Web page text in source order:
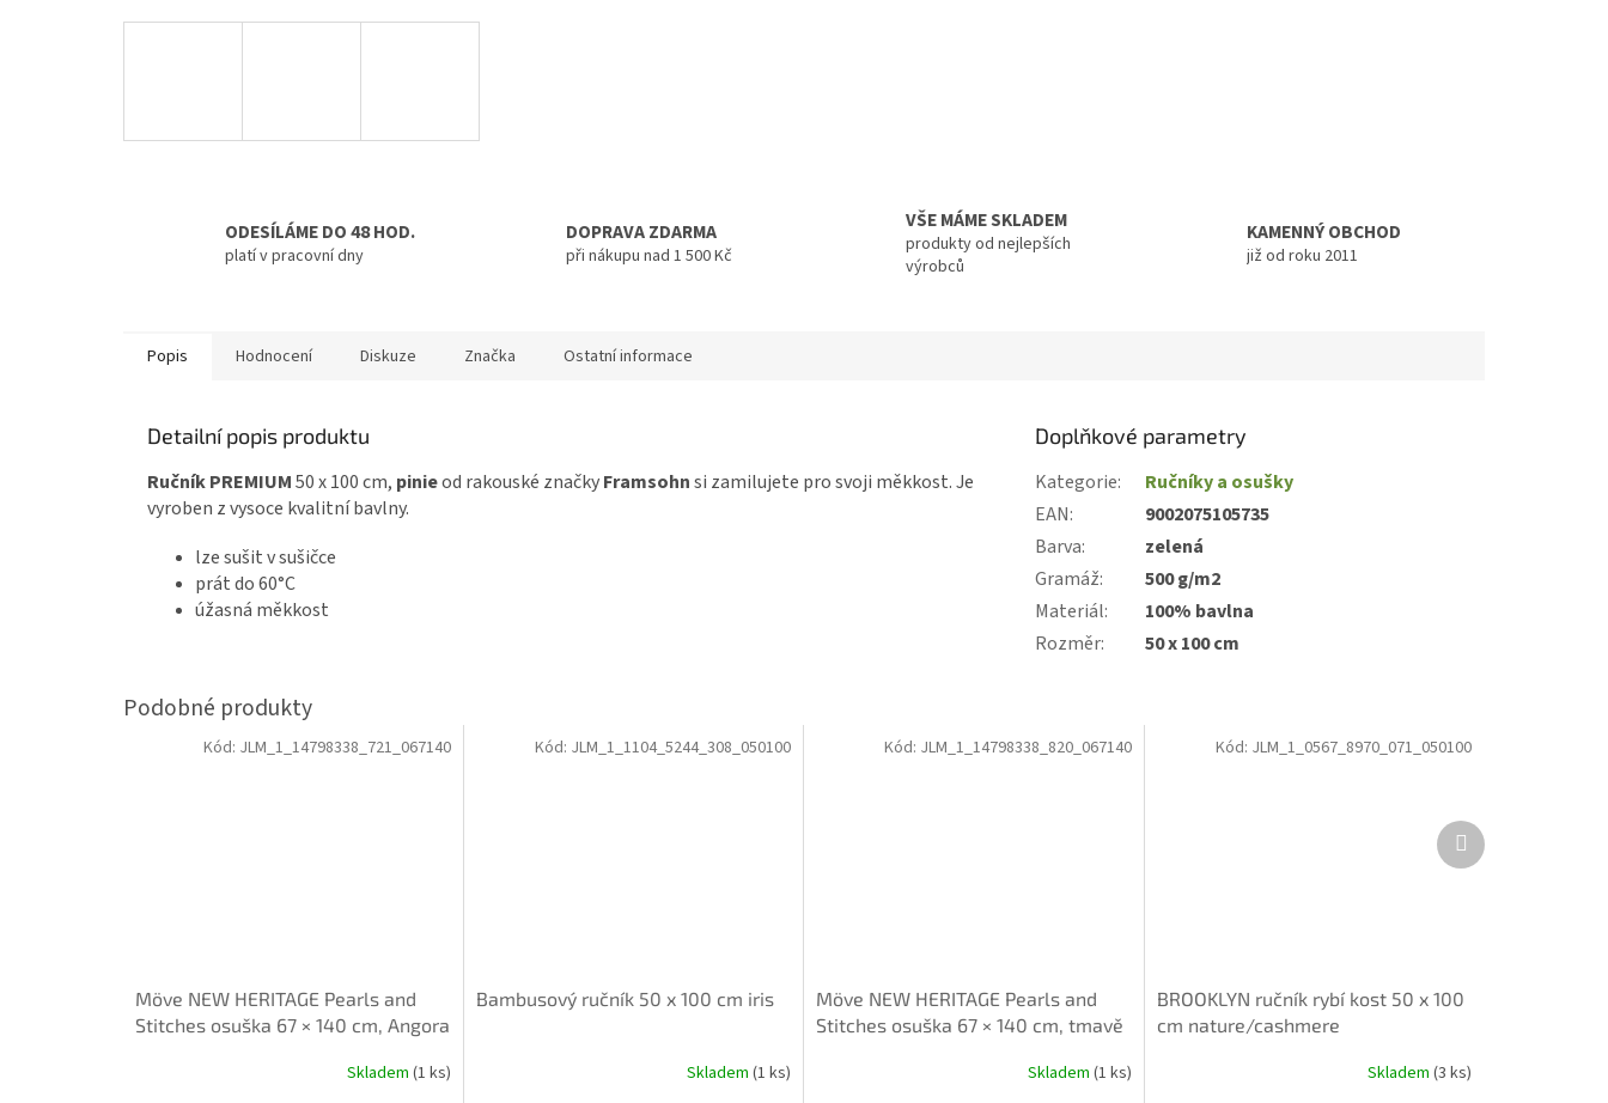
ODESÍLÁME DO 48 HOD.
platí v pracovní dny
DOPRAVA ZDARMA
při nákupu nad 1 500 Kč
VŠE MÁME SKLADEM
produkty od nejlepších
výrobců
KAMENNÝ OBCHOD
již od roku 2011
Popis Hodnocení Diskuze Značka Ostatní informace
Detailní popis produktu
Ručník PREMIUM50 x 100 cm, pinieod rakouské značkyFramsohnsi zamilujete pro svoji měkkost. Je
vyroben z vysoce kvalitní bavlny.
lze sušit v sušičce
prát do 60°C
úžasná měkkost
Doplňkové parametry
Kategorie:
Ručníky a osušky
EAN:
9002075105735
Barva:
zelená
Gramáž:
500 g/m2
Materiál:
100% bavlna
Rozměr: 50 x 100 cm
Möve NEW HERITAGE Pearls and
Stitches osuška 67 × 140 cm, Angora
Skladem (1 ks)
Kód: JLM_1_14798338_721_067140
Bambusový ručník 50 x 100 cm iris
Skladem (1 ks)
Kód: JLM_1_1104_5244_308_050100
Möve NEW HERITAGE Pearls and
Stitches osuška 67 × 140 cm, tmavě
Skladem (1 ks)
Kód: JLM_1_14798338_820_067140
BROOKLYN ručník rybí kost 50 x 100
cm nature/cashmere
Skladem (3 ks)
Kód: JLM_1_0567_8970_071_050100
Další
produkt